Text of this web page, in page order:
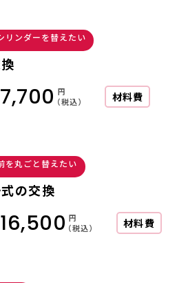
リンダーを替えたい
7,700 円
（税込）
材料費
を丸ごと替えたい
の交換
16,500 円
（税込）
材料費